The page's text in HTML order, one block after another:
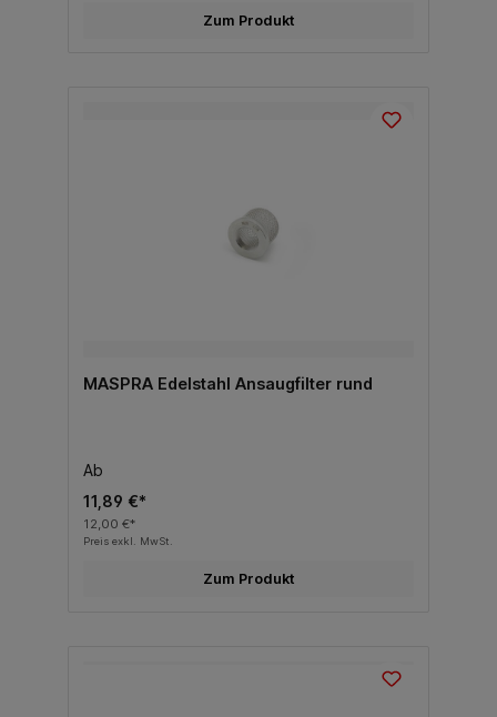
Zum Produkt
MASPRA Edelstahl Ansaugfilter rund
Ab
11,89 €*
12,00 €*
Preis exkl. MwSt.
Zum Produkt